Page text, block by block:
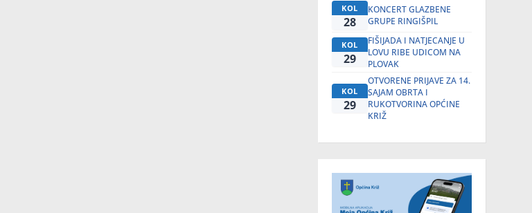
KOL
28
KONCERT GLAZBENE
GRUPE RINGIŠPIL
KOL
29
FIŠIJADA I NATJECANJE U
LOVU RIBE UDICOM NA
PLOVAK
KOL
29
OTVORENE PRIJAVE ZA 14.
SAJAM OBRTA I
RUKOTVORINA OPĆINE
KRIŽ